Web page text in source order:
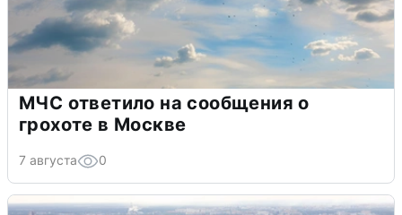
МЧС ответило на сообщения о
грохоте в Москве
7 августа 0